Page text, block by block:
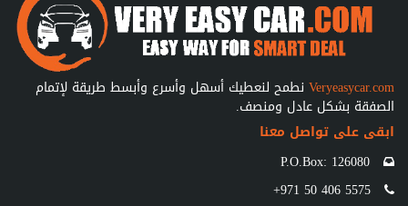
Veryeasycar.com نطمح لنعطيك أسهل وأسرع وأبسط طريقة لإتمام
الصفقة بشكل عادل ومنصف.
ابقى على تواصل معنا
P.O.Box: 126080
+971 50 406 5575